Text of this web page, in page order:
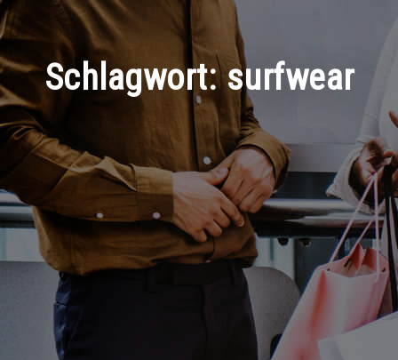
Schlagwort:surfwear